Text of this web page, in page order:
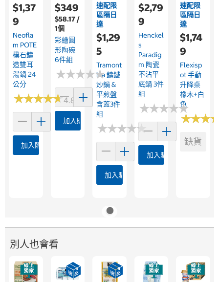
$1,37
9
Neofla
M POTE
樸石鑄
造雙耳
湯鍋 24
公分
★★★★★
★★★★★4.8 (58)
加入購物車
$349
$58.17 /
1個
彩繪圓
形陶碗
6件組
★★★★★
★★★★★
加入購物車
速配限
區隔日
達
$1,29
5
Tramont
Ina 鑄鐵
炒鍋 &
平煎盤
含蓋3件
組
★★★★★
★★★★★
加入購物車
$2,79
9
Henckel
S
Paradig
M 陶瓷
不沾平
底鍋 3件
組
★★★★★
★★★★★
加入購物車
速配限
區隔日
達
$1,74
9
Flexisp
Ot 手動
升降桌
橡木+白
色
★★★
★★★
缺貨
別人也會看